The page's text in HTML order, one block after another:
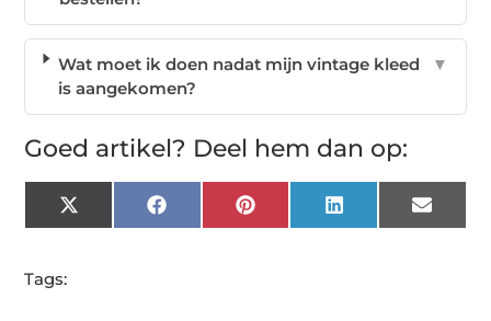
Wat moet ik doen nadat mijn vintage kleed
is aangekomen?
▼
Goed artikel? Deel hem dan op:
X
(Twitter)
FacebookPinterest LinkedIn Email
Tags: